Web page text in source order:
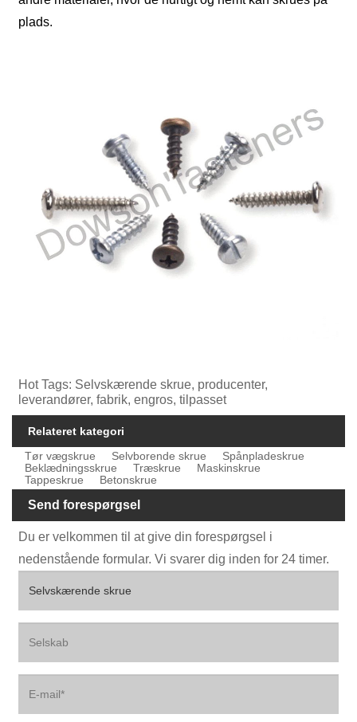
plads.
Hot Tags: Selvskærende skrue, producenter,
leverandører, fabrik, engros, tilpasset
Relateret kategori
Tør vægskrue
Selvborende skrue
Spånpladeskrue
Beklædningsskrue
Træskrue
Maskinskrue
Tappeskrue
Betonskrue
Send forespørgsel
Du er velkommen til at give din forespørgsel i
nedenstående formular. Vi svarer dig inden for 24 timer.